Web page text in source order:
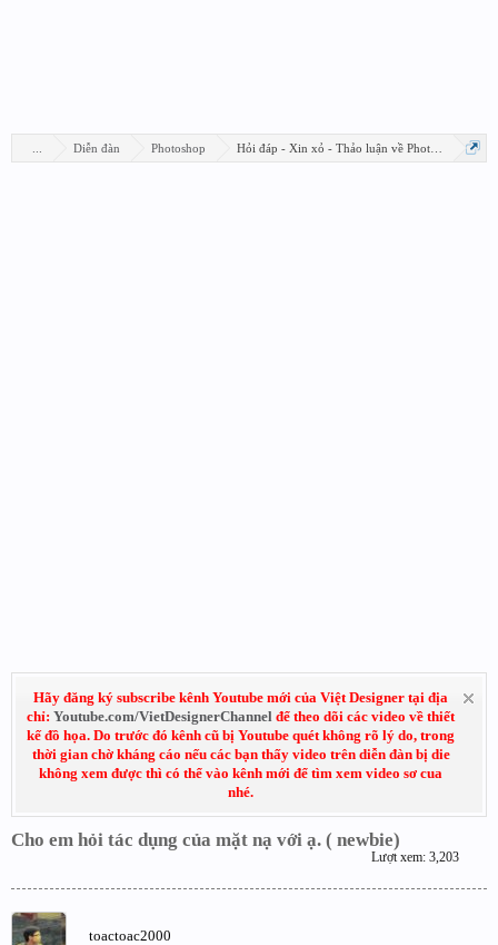
Diễn đàn Photoshop Hỏi đáp - Xin xỏ - Thảo luận về Photoshop
Hãy đăng ký subscribe kênh Youtube mới của Việt Designer tại địa
chỉ: Youtube.com/VietDesignerChannel để theo dõi các video về thiết
kế đồ họa. Do trước đó kênh cũ bị Youtube quét không rõ lý do, trong
thời gian chờ kháng cáo nếu các bạn thấy video trên diễn đàn bị die
không xem được thì có thể vào kênh mới để tìm xem video sơ cua
nhé.
Cho em hỏi tác dụng của mặt nạ với ạ. ( newbie)
Lượt xem: 3,203
toactoac2000